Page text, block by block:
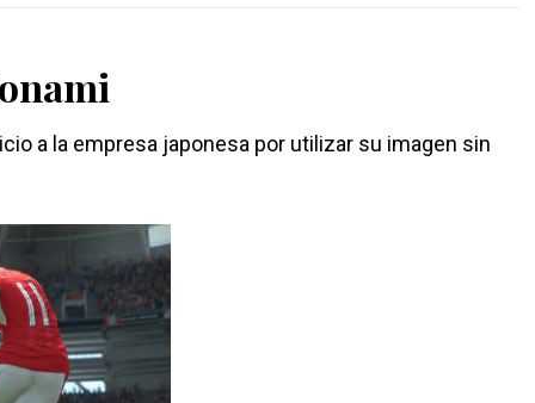
a la empresa japonesa por utilizar su imagen sin